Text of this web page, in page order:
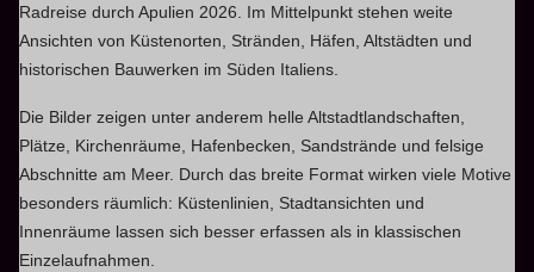
Radreise durch Apulien 2026. Im Mittelpunkt stehen weite
Ansichten von Küstenorten, Stränden, Häfen, Altstädten und
historischen Bauwerken im Süden Italiens.
Die Bilder zeigen unter anderem helle Altstadtlandschaften,
Plätze, Kirchenräume, Hafenbecken, Sandstrände und felsige
Abschnitte am Meer. Durch das breite Format wirken viele Motive
besonders räumlich: Küstenlinien, Stadtansichten und
Innenräume lassen sich besser erfassen als in klassischen
Einzelaufnahmen.